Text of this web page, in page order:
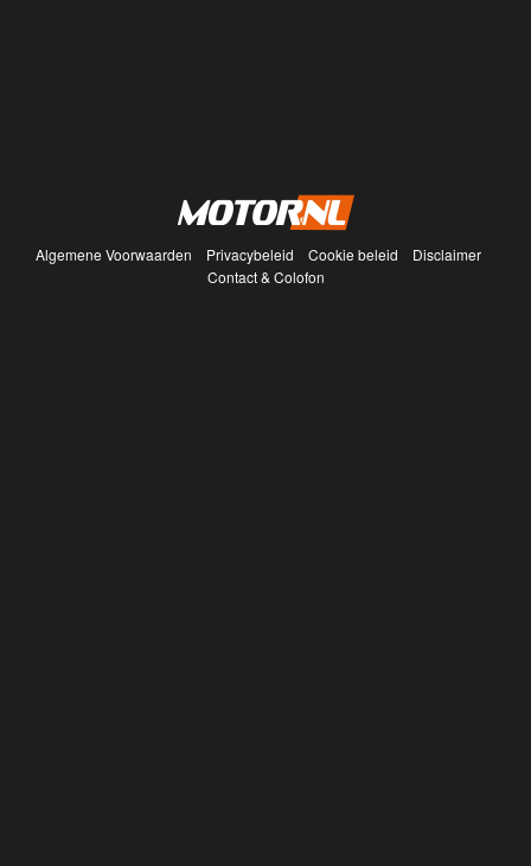
Algemene Voorwaarden Privacybeleid Cookie beleid
Disclaimer
Contact & Colofon